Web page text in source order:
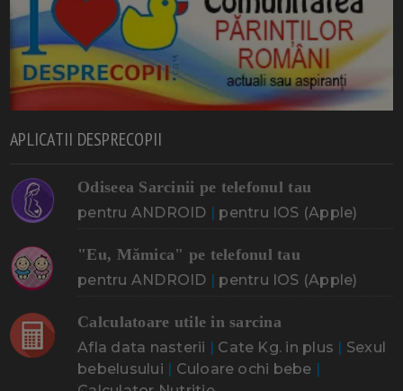
APLICATII DESPRECOPII
Odiseea Sarcinii pe telefonul tau
pentru ANDROID pentru IOS (Apple)
"Eu, Mămica" pe telefonul tau
pentru ANDROID pentru IOS (Apple)
Calculatoare utile in sarcina
Afla data nasterii Cate Kg. in plus
Sexul
bebelusului
Culoare ochi bebe